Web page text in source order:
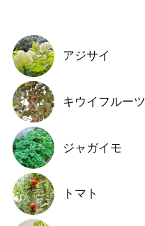
アジサイ
キウイフルーツ
ジャガイモ
トマト